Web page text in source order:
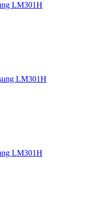
LM301H
LM301H
LM301H